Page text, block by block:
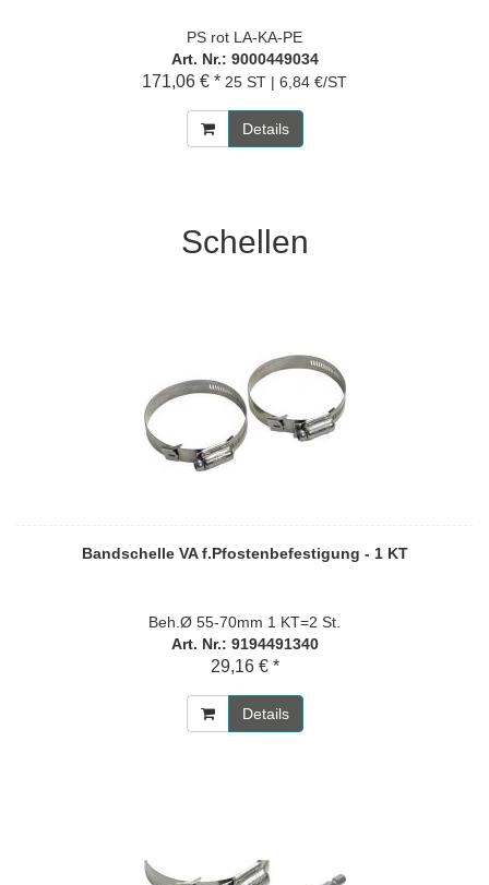
PS rot LA-KA-PE
Art. Nr.: 9000449034
171,06 € * 25 ST | 6,84 €/ST
Details
Schellen
Bandschelle VA f.Pfostenbefestigung - 1 KT
Beh.Ø 55-70mm 1 KT=2 St.
Art. Nr.: 9194491340
29,16 € *
Details